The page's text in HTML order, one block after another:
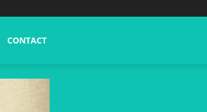
CONTACT